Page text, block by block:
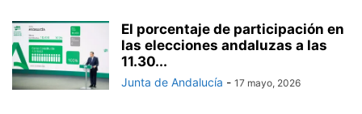
El porcentaje de participación en
las elecciones andaluzas a las
11.30...
Junta de Andalucía - 17 mayo, 2026